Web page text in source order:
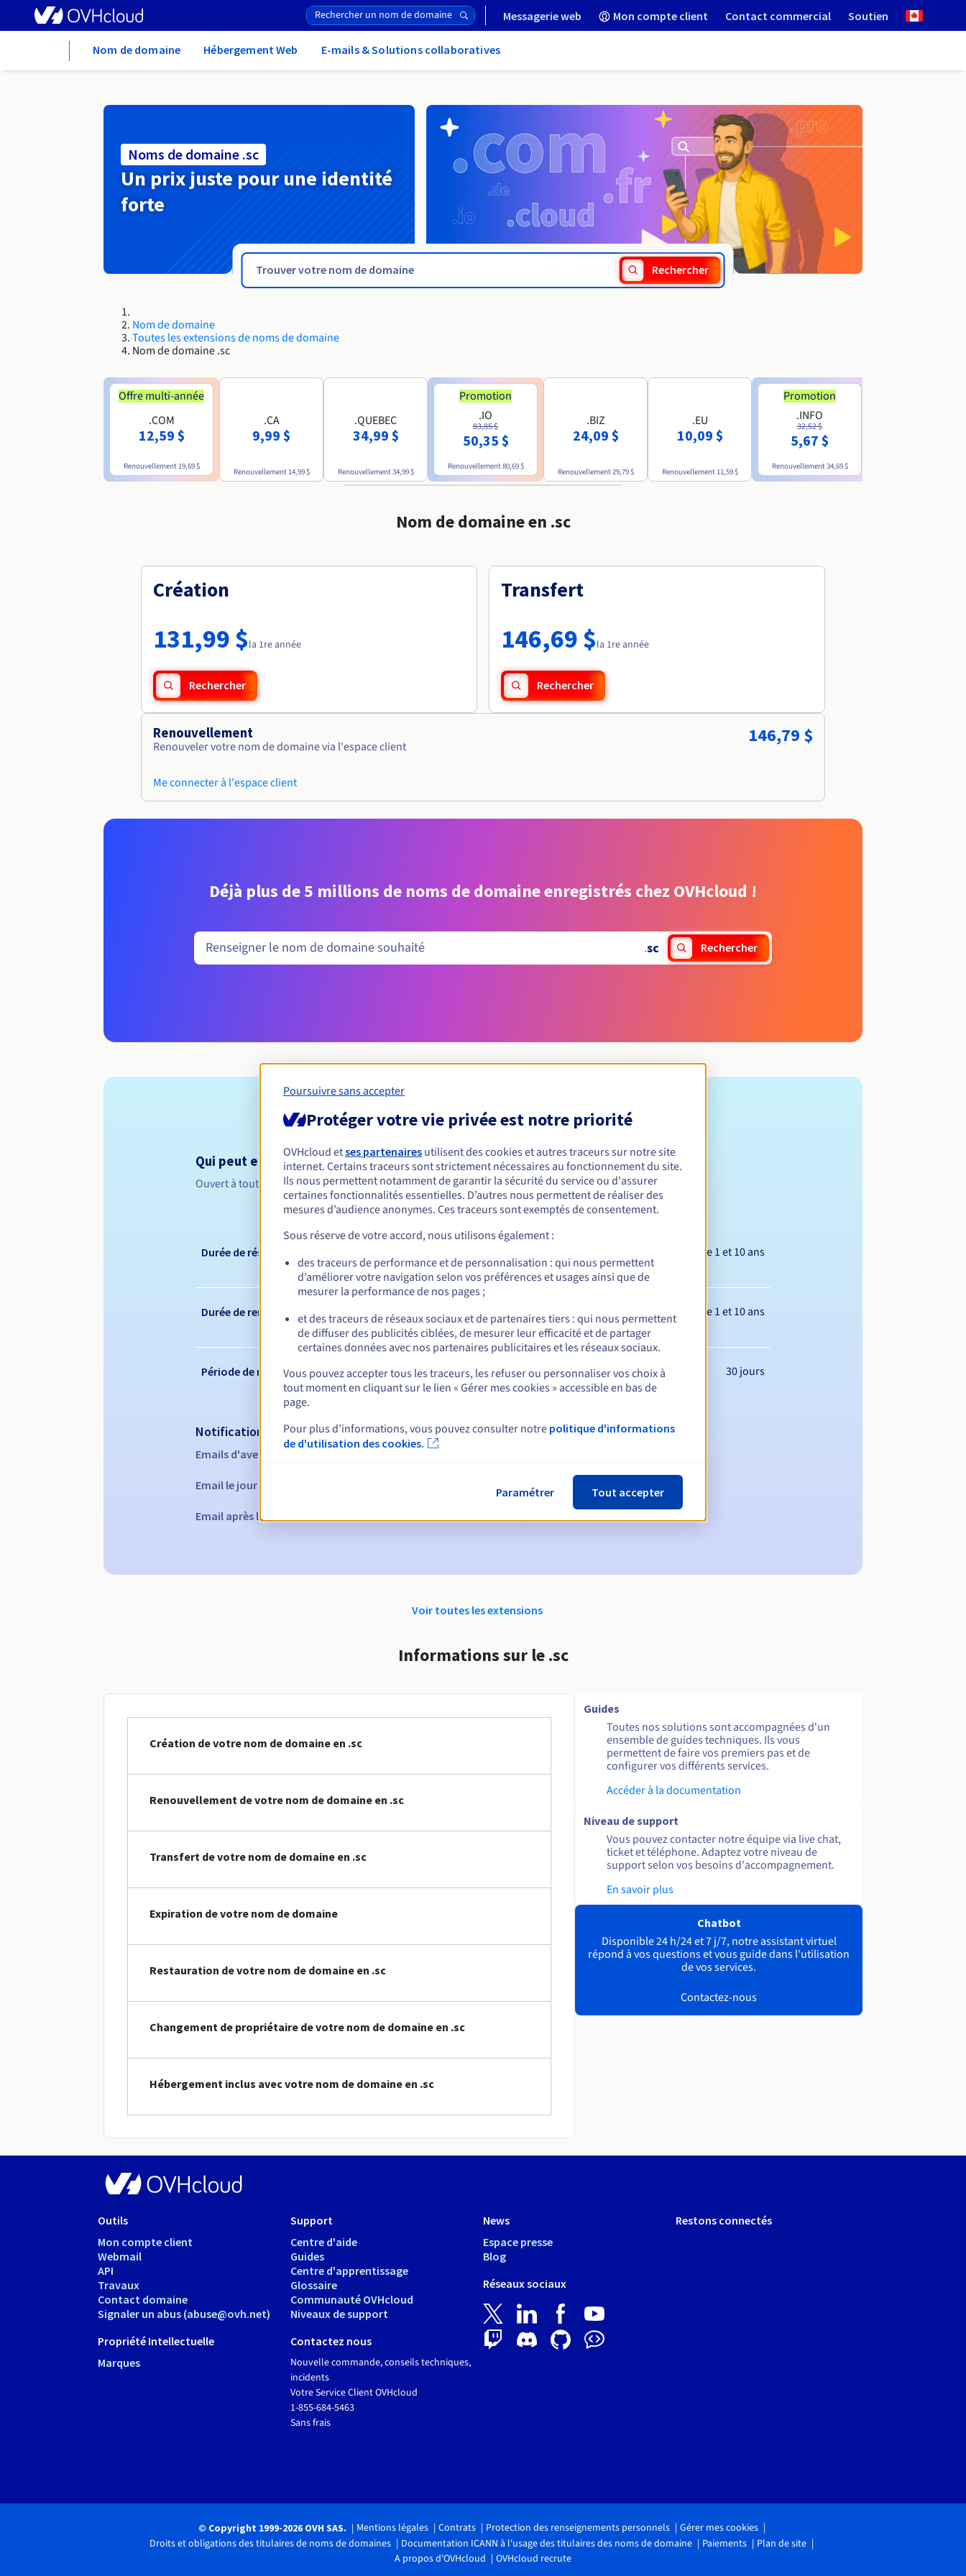
Messagerie web Mon compte client Contact commercial Soutien
Nom de domaine Hébergement Web E-mails & Solutions collaboratives
Noms de domaine .sc
Un prix juste pour une identité
forte
Rechercher
Nom de domaine
Toutes les extensions de noms de domaine
Nom de domaine .sc
Offre multi-année
.COM
12,59 $
Renouvellement 19,69 $
.CA
9,99 $
Renouvellement 14,99 $
.QUEBEC
34,99 $
Renouvellement34,99 $
Promotion
.IO
83,85 $
50,35 $
Renouvellement80,69 $
.BIZ
24,09 $
Renouvellement29,79 $
.EU
10,09 $
Renouvellement 11,59 $
Promotion
.INFO
32,52 $
5,67 $
Renouvellement34,69 $
Nom de domaine en .sc
Création
131,99 $la 1re année
Rechercher
Transfert
146,69 $la 1re année
Rechercher
Renouvellement
Renouveler votre nom de domaine via l'espace client
Me connecter à l'espace client
146,79 $
Déjà plus de 5 millions de noms de domaine enregistrés chez OVHcloud !
.sc Rechercher
Conditions d'éligibilité
Qui peut enregistrer un .sc ?
Ouvert à toutes les personnes physiques ou morales, sans restriction géographique.
Règles de gestion et notifications
Durée de réservation Entre 1 et 10 ans
Durée de renouvellement Entre 1 et 10 ans
Période de rédemption 30 jours
Notifications automatiques :
Emails d'avertissement :
Email le jour de l'expiration pour notification de la suspension du nom de domaine
Email après la Redemption Grace Period pour notification de la suppression du nom de domaine
Voir toutes les extensions
Informations sur le .sc
Création de votre nom de domaine en .sc
Renouvellement de votre nom de domaine en .sc
Transfert de votre nom de domaine en .sc
Expiration de votre nom de domaine
Restauration de votre nom de domaine en .sc
Changement de propriétaire de votre nom de domaine en .sc
Hébergement inclus avec votre nom de domaine en .sc
Guides
Toutes nos solutions sont accompagnées d'un
ensemble de guides techniques. Ils vous
permettent de faire vos premiers pas et de
configurer vos différents services.
Accéder à la documentation
Niveau de support
Vous pouvez contacter notre équipe via live chat,
ticket et téléphone. Adaptez votre niveau de
support selon vos besoins d'accompagnement.
En savoir plus
Chatbot
Disponible 24 h/24 et 7 j/7, notre assistant virtuel
répond à vos questions et vous guide dans l'utilisation
de vos services.
Contactez-nous
Outils
Mon compte client
Webmail
API
Travaux
Contact domaine
Signaler un abus (abuse@ovh.net)
Propriété Intellectuelle
Marques
Support
Centre d'aide
Guides
Centre d'apprentissage
Glossaire
Communauté OVHcloud
Niveaux de support
Contactez nous
Nouvelle commande, conseils techniques,
incidents
Votre Service Client OVHcloud
1-855-684-5463
Sans frais
News
Espace presse
Blog
Réseaux sociaux
Restons connectés
© Copyright 1999-2026 OVH SAS. Mentions légales Contrats Protection des renseignements personnels
Gérer mes cookies
Droits et obligations des titulaires de noms de domaines
Documentation ICANN à l'usage des titulaires des noms de domaine Paiements
Plan de site
A propos d'OVHcloud
OVHcloud recrute
Poursuivre sans accepter
Protéger votre vie privée est notre priorité
OVHcloud etses partenaires utilisent des cookies et autres traceurs sur notre site
internet. Certains traceurs sont strictement nécessaires au fonctionnement du site.
Ils nous permettent notamment de garantir la sécurité du service ou d'assurer
certaines fonctionnalités essentielles. D’autres nous permettent de réaliser des
mesures d’audience anonymes. Ces traceurs sont exemptés de consentement.
Sous réserve de votre accord, nous utilisons également :
des traceurs de performance et de personnalisation : qui nous permettent
d’améliorer votre navigation selon vos préférences et usages ainsi que de
mesurer la performance de nos pages ;
et des traceurs de réseaux sociaux et de partenaires tiers : qui nous permettent
de diffuser des publicités ciblées, de mesurer leur efficacité et de partager
certaines données avec nos partenaires publicitaires et les réseaux sociaux.
Vous pouvez accepter tous les traceurs, les refuser ou personnaliser vos choix à
tout moment en cliquant sur le lien « Gérer mes cookies » accessible en bas de
page.
Pour plus d’informations, vous pouvez consulter notre politique d'informations
de d'utilisation des cookies.
Paramétrer Tout accepter